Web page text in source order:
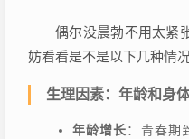
偶尔没晨勃不用太紧
妨看看是不是以下几种情况
生理因素：年龄和身
年龄增长：青春期